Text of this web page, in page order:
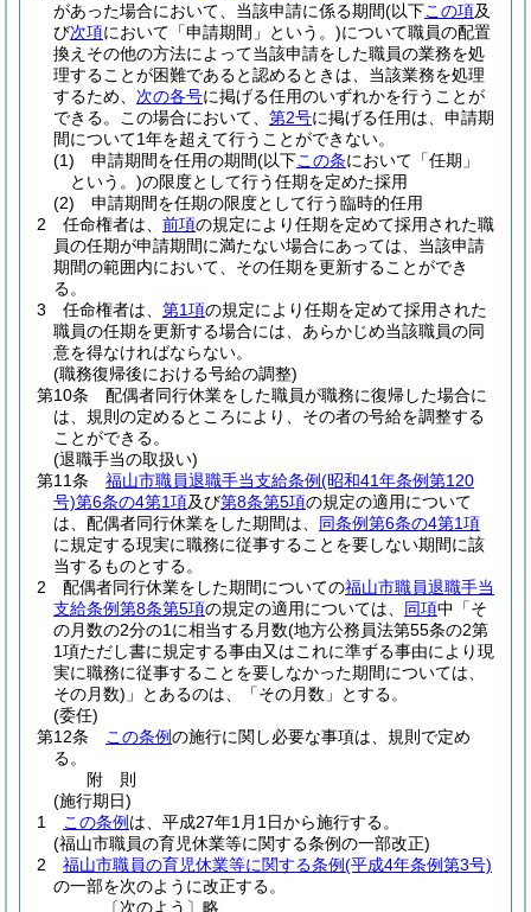
があった場合において、当該申請に係る期間(以下この項及
び次項において「申請期間」という。)について職員の配置
換えその他の方法によって当該申請をした職員の業務を処
理することが困難であると認めるときは、当該業務を処理
するため、 次の各号に掲げる任用のいずれかを行うことが
できる。
この場合において、 第2号に掲げる任用は、申請期
間について1年を超えて行うことができない。
(1)
申請期間を任用の期間(以下この条において「任期」
という。)の限度として行う任期を定めた採用
(2)
申請期間を任期の限度として行う臨時的任用
2
任命権者は、 前項の規定により任期を定めて採用された職
員の任期が申請期間に満たない場合にあっては、当該申請
期間の範囲内において、その任期を更新することができ
る。
3
任命権者は、 第1項の規定により任期を定めて採用された
職員の任期を更新する場合には、あらかじめ当該職員の同
意を得なければならない。
(職務復帰後における号給の調整)
第10条
配偶者同行休業をした職員が職務に復帰した場合に
は、規則の定めるところにより、その者の号給を調整する
ことができる。
(退職手当の取扱い)
第11条
福山市職員退職手当支給条例(昭和41年条例第120
号)第6条の4第1項及び第8条第5項の規定の適用について
は、配偶者同行休業をした期間は、 同条例第6条の4第1項
に規定する現実に職務に従事することを要しない期間に該
当するものとする。
2
配偶者同行休業をした期間についての福山市職員退職手当
支給条例第8条第5項の規定の適用については、 同項中「そ
の月数の2分の1に相当する月数(地方公務員法第55条の2第
1項ただし書に規定する事由又はこれに準ずる事由により現
実に職務に従事することを要しなかった期間については、
その月数) 」とあるのは、「その月数」とする。
(委任)
第12条
この条例の施行に関し必要な事項は、規則で定め
る。
附 則
(施行期日)
1
この条例 は、平成27年1月1日から施行する。
(福山市職員の育児休業等に関する条例の一部改正)
2
福山市職員の育児休業等に関する条例(平成4年条例第3号)
の一部を次のように改正する。
〔次のよう〕略